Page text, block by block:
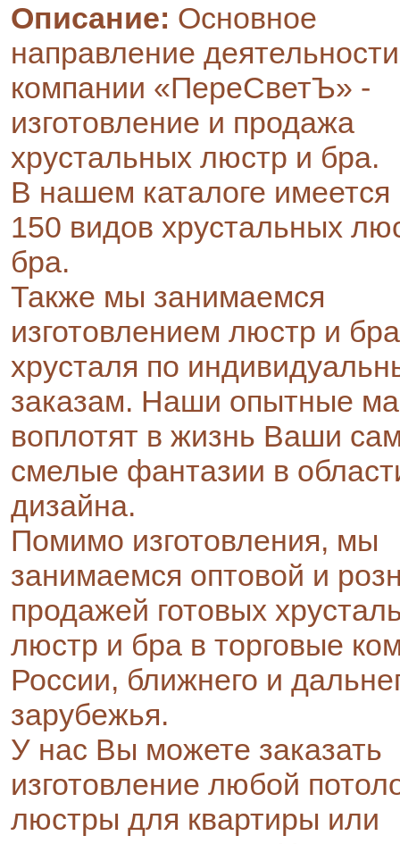
Описание: Основное
направление деятельности
компании «ПереСветЪ» -
изготовление и продажа
хрустальных люстр и бра.
В нашем каталоге имеется
150 видов хрустальных
бра.
Также мы занимаемся
изготовлением люстр и
хрусталя по
заказам. Наши опытные
воплотят в жизнь Ваши
смелые фантазии в
дизайна.
Помимо изготовления, мы
занимаемся оптовой и
продажей готовых
люстр и бра в торговые
России, ближнего и
зарубежья.
У нас Вы можете заказать
изготовление любой
люстры для квартиры или